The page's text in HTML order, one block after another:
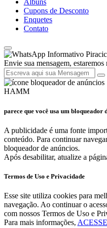
Álbuns
Cupons de Desconto
Enquetes
Contato
Informativo
Envie sua mensagem,
HAMM
parece que você usa um bloqueador
A publicidade é uma fonte
conteúdo. Para continuar
bloqueador de anúncios.
Após desabilitar, atualize a
Termos de Uso e Privacidade
Esse site utiliza cookies para
navegação. Ao continuar o
com nossos Termos de Uso e
Para mais informações,